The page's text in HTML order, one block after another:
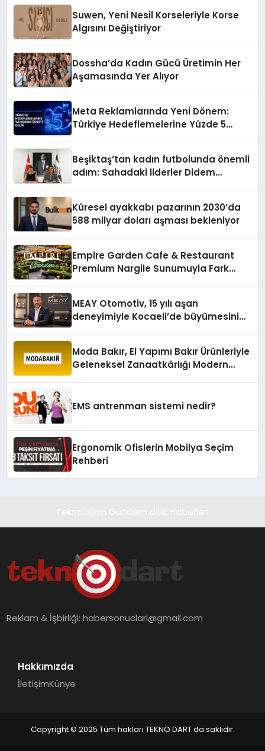
Suwen, Yeni Nesil Korseleriyle Korse
Algısını Değiştiriyor
Dossha’da Kadın Gücü Üretimin Her
Aşamasında Yer Alıyor
Meta Reklamlarında Yeni Dönem:
Türkiye Hedeflemelerine Yüzde 5
Beşiktaş’tan kadın futbolunda önemli
adım: Sahadaki liderler Didem
Küresel ayakkabı pazarının 2030’da
588 milyar doları aşması bekleniyor
Empire Garden Cafe & Restaurant
Premium Nargile Sunumuyla Fark
MEAY Otomotiv, 15 yılı aşan
deneyimiyle Kocaeli’de büyümesini
Moda Bakır, El Yapımı Bakır Ürünleriyle
Geleneksel Zanaatkârlığı Modern
EMS antrenman sistemi nedir?
Ergonomik Ofislerin Mobilya Seçim
Rehberi
Reklam & İşbirliği:habersonuclari@gmail.com
Hakkımızda
İletişimKünye
Copyright © 2025 Tüm hakları TEKNO DART da saklıdır.